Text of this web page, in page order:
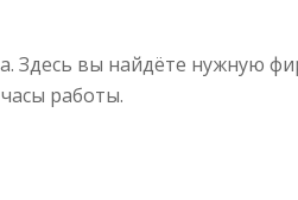
Здесь вы найдёте нужную
работы.